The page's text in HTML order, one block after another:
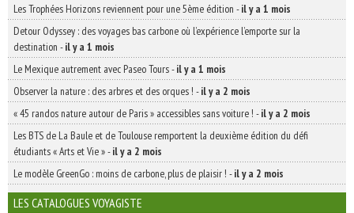
Les Trophées Horizons reviennent pour une 5ème édition -il y a 1 mois
Detour Odyssey : des voyages bas carbone où l’expérience l’emporte sur la
destination -il y a 1 mois
Le Mexique autrement avec Paseo Tours-il y a 1 mois
Observer la nature : des arbres et des orques ! -il y a 2 mois
« 45 randos nature autour de Paris » accessibles sans voiture ! -il y a 2 mois
Les BTS de La Baule et de Toulouse remportent la deuxième édition du défi
étudiants « Arts et Vie »-il y a 2 mois
Le modèle GreenGo : moins de carbone, plus de plaisir ! -il y a 2 mois
LES CATALOGUES VOYAGISTE